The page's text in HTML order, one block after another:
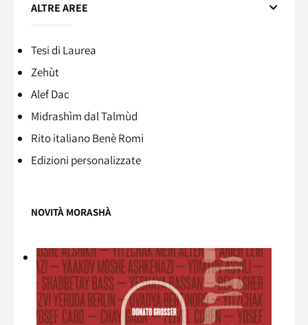
ALTRE AREE
Tesi di Laurea
Zehùt
Alef Dac
Midrashìm dal Talmùd
Rito italiano Benè Romi​
Edizioni personalizzate
NOVITÀ MORASHÀ